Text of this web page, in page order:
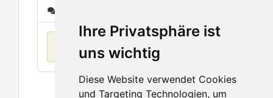
Ihre Privatsphäre ist
uns wichtig
Diese Website verwendet Cookies
und Targeting Technologien, um